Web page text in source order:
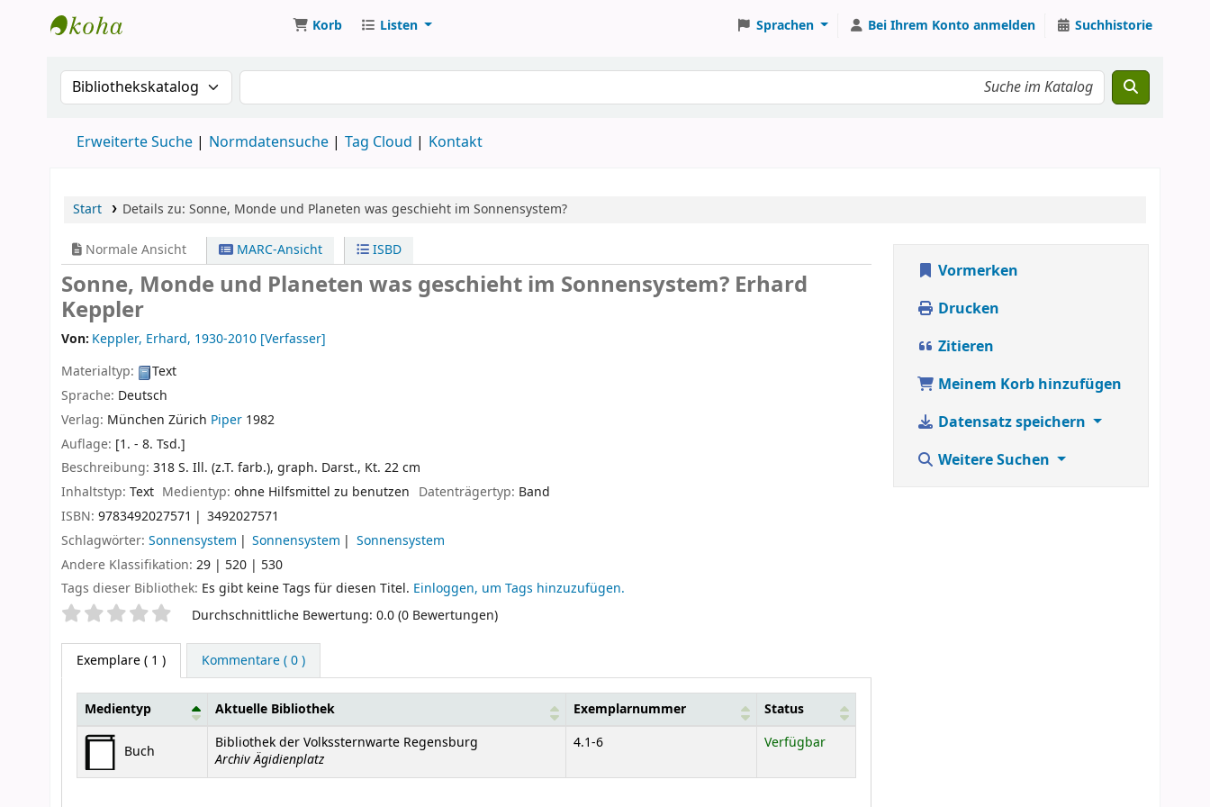
Korb Listen Sprachen Bei Ihrem Konto anmelden Suchhistorie
Suche im Katalog nach:Suche im Katalog
Erweiterte Suche Normdatensuche Tag Cloud Kontakt
Start Details zu: Sonne, Monde und Planeten was geschieht im Sonnensystem?
Normale Ansicht MARC-Ansicht ISBD
Sonne, Monde und Planeten was geschieht im Sonnensystem? Erhard
Keppler
Von: Keppler, Erhard, 1930-2010 [Verfasser]
Materialtyp:
Text
Sprache: Deutsch
Verlag: München Zürich Piper 1982
Auflage: [1. - 8. Tsd.]
Beschreibung: 318 S. Ill. (z.T. farb.), graph. Darst., Kt. 22 cm
Inhaltstyp: Text Medientyp:ohne Hilfsmittel zu benutzen Datenträgertyp: Band
ISBN: 9783492027571
3492027571
Schlagwörter: Sonnensystem Sonnensystem
Sonnensystem
Andere Klassifikation: 29 | 520 | 530
Tags dieser Bibliothek: Es gibt keine Tags für diesen Titel. Einloggen, um Tags hinzuzufügen.
SternchenbewertungDurchschnittliche Bewertung: 0.0 (0 Bewertungen)
Exemplare( 1 ) Kommentare ( 0 )
Exemplare
Medientyp Aktuelle Bibliothek Exemplarnummer Status
Buch Bibliothek der Volkssternwarte Regensburg
Archiv Ägidienplatz
4.1-6 Verfügbar
Vormerken
Drucken
Zitieren
Meinem Korb hinzufügen
Datensatz speichern
Weitere Suchen